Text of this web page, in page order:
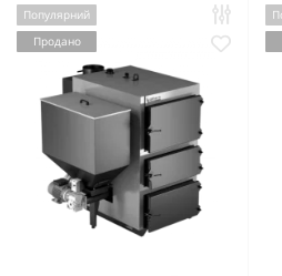
Популярний
Продано